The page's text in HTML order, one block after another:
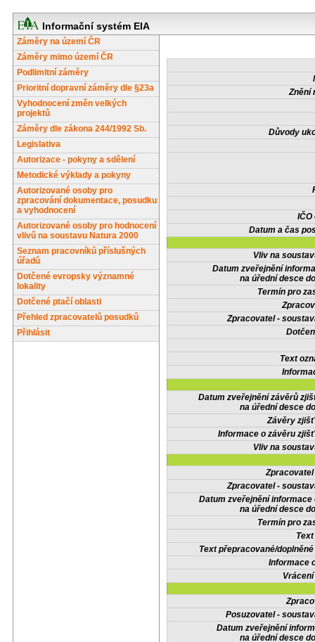
Informační systém EIA
Záměry na území ČR
Záměry mimo území ČR
Podlimitní záměry
Prioritní dopravní záměry dle §23a
Vyhodnocení změn velkých
projektů
Záměry dle zákona 244/1992 Sb.
Legislativa
Autorizace - pokyny a sdělení
Metodické výklady a pokyny
Autorizované osoby pro
zpracování dokumentace, posudku
a vyhodnocení
Autorizované osoby pro hodnocení
vlivů na soustavu Natura 2000
Seznam pracovníků příslušných
úřadů
Dotčené evropsky významné
lokality
Dotčené ptačí oblasti
Přehled zpracovatelů posudků
Přihlásit
Znění
Důvody
IČO
Datum a čas
Vliv na
Datum zveřejnění
na úřední desce
Termín pro
Zpracovatel -
Text
Datum zveřejnění závěrů
na úřední desce
Závěry
Informace o závěru
Vliv na
Zpracovatel -
Datum zveřejnění informace
na úřední desce
Termín pro
Text přepracované/
Informace
Posuzovatel -
Datum zveřejnění
na úřední desce